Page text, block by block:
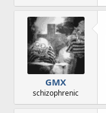
GMX
schizophrenic